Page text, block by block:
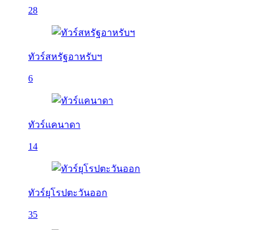
28
ทัวร์สหรัฐอาหรับฯ
6
ทัวร์แคนาดา
14
ทัวร์ยุโรปตะวันออก
35